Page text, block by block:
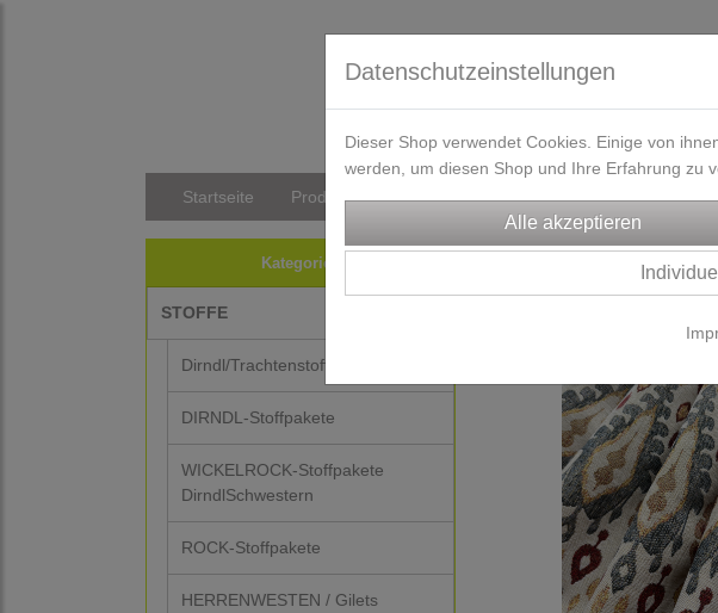
Startseite Produkte Versandkosten/Lieferzeit Kontakt /
Kategorien
STOFFE
Dirndl/Trachtenstoffe
DIRNDL-Stoffpakete
WICKELROCK-Stoffpakete
DirndlSchwestern
ROCK-Stoffpakete
HERRENWESTEN / Gilets
STOFFE Dirndl/
Datenschutzeinstellungen
Dieser Shop verwendet Cookies. Einige von
werden, um diesen Shop und Ihre Erfahrung zu